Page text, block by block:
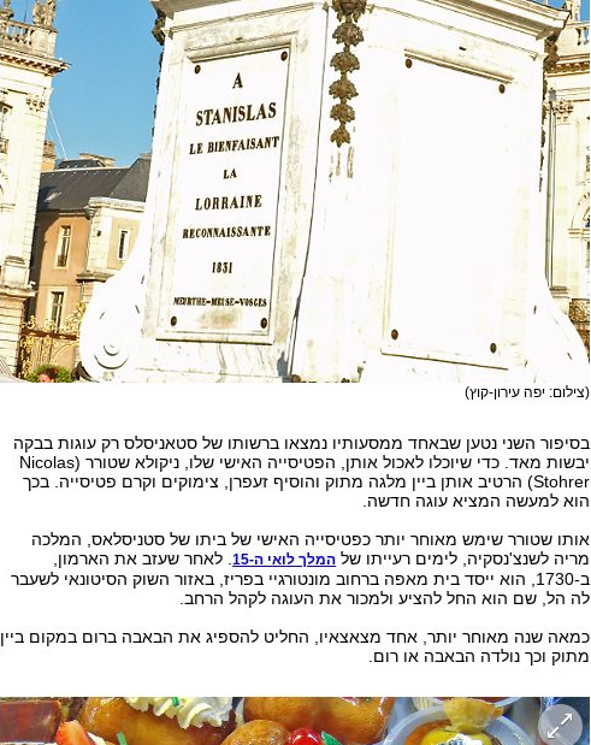
(צילום: יפה עירון-קוץ)
בסיפור השני נטען שבאחד ממסעותיו נמצאו ברשותו של סטאניסלס רק עוגות בבקה
יבשות מאד. כדי שיוכלו לאכול אותן, הפטיסייה האישי שלו, ניקולא שטורר (Nicolas
Stohrer) הרטיב אותן ביין מלגה מתוק והוסיף זעפרן, צימוקים וקרם פטיסייה. בכך
הוא למעשה המציא עוגה חדשה.
אותו שטורר שימש מאוחר יותר כפטיסייה האישי של ביתו של סטניסלאס, המלכה
מריה לשנצ'נסקיה, לימים רעייתו של המלך לואי ה-15
. לאחר שעזב את הארמון,
ב-1730, הוא ייסד בית מאפה ברחוב מונטורגיי בפריז, באזור השוק הסיטונאי לשעבר
לה הל, שם הוא החל להציע ולמכור את העוגה לקהל הרחב.
כמאה שנה מאוחר יותר, אחד מצאצאיו, החליט להספיג את הבאבה ברום במקום ביין
מתוק וכך נולדה הבאבה או רום.